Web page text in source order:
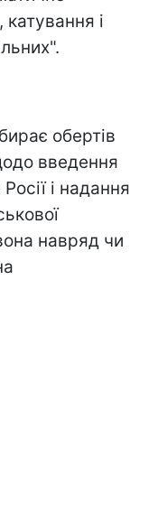
і
обертів
введення
і надання
навряд чи